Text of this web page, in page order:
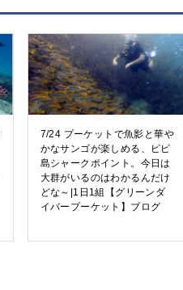
7/24 プーケットで魚影と華や
かなサンゴが楽しめる、ピピ
島シャークポイント。今日は
大群がいるのはわかるんだけ
どな～|1日1組【グリーンダ
イバープーケット】ブログ